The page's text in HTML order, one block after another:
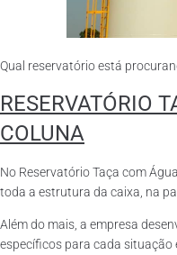
Qual reservatório está
RESERVATÓRIO
COLUNA
No Reservatório Taça com
toda a estrutura da caixa, na
Além do mais, a empresa
específicos para cada situação